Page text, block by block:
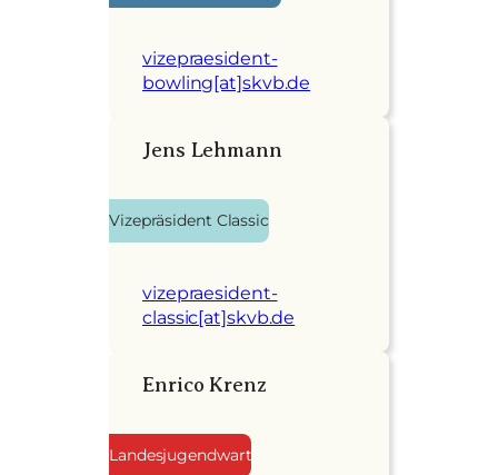
vizepraesident-
bowling[at]skvb.de
Jens Lehmann
Vizepräsident Classic
vizepraesident-
classic[at]skvb.de
Enrico Krenz
Landesjugendwart